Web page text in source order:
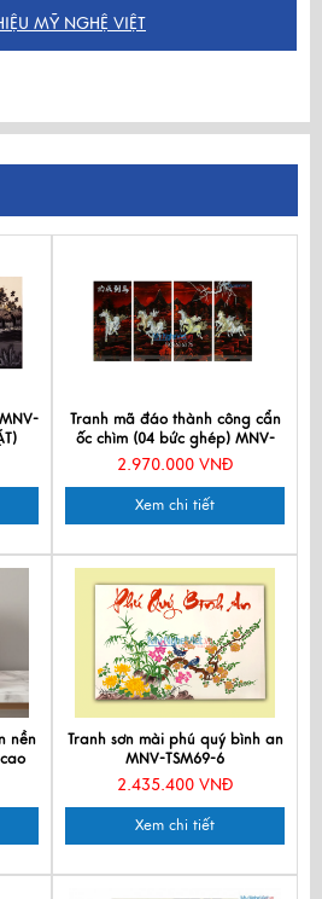
MỸ NGHỆ VIỆT
Tranh mã đáo thành công cẩn
ốc chìm (04 bức ghép) MNV-
TSM368-1
2.970.000 VNĐ
Xem chi tiết
nền
Tranh sơn mài phú quý bình an
MNV-TSM69-6
2.435.400 VNĐ
Xem chi tiết